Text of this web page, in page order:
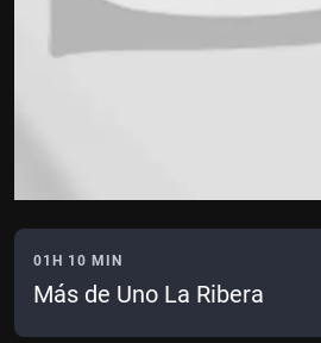
01H 10 MIN
Más de Uno La Ribera